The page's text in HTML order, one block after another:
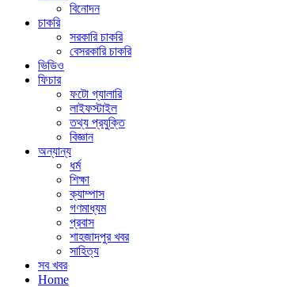
বিনোদন
চাকরি
সরকারি চাকরি
বেসরকারি চাকরি
ভিডিও
ফিচার
ফটো গ্যালারি
লাইফস্টাইল
তথ্য প্রযুক্তি
বিজ্ঞান
অন্যান্য
ধর্ম
শিক্ষা
ক্যাম্পাস
গণমাধ্যম
প্রবাস
শাহজাদপুর খবর
সাহিত্য
সব খবর
Home